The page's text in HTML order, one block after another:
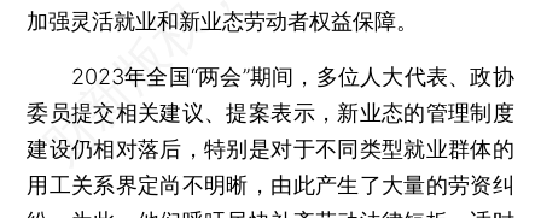
加强灵活就业和新业态劳动者权益保障。
2023年全国“两会”期间，多位人大代表、政协
委员提交相关建议、提案表示，新业态的管理制度
建设仍相对落后，特别是对于不同类型就业群体的
用工关系界定尚不明晰，由此产生了大量的劳资纠